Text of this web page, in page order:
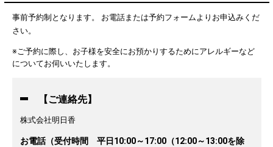
事前予約制となります。 お電話または予約フォームよりお申込みくだ
さい。
※ご予約に際し、お子様を安全にお預かりするためにアレルギーなど
についてお伺いいたします。
【ご連絡先】
株式会社明日香
お電話（受付時間 平日10:00～17:00（12:00～13:00を除